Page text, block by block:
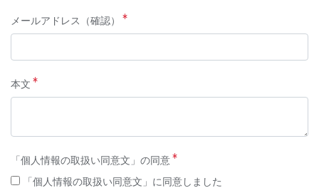
メールアドレス（確認）
本文
「個人情報の取扱い同意文」の同意
「個人情報の取扱い同意文」に同意しました